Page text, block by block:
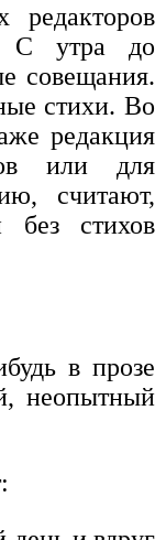
редакторов
С утра до
совещания.
стихи. Во
редакция
или для
считают,
стихов
в прозе
неопытный